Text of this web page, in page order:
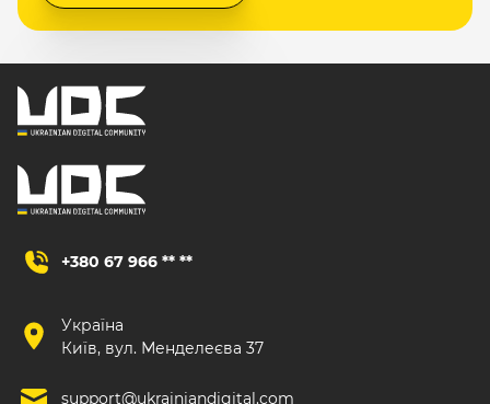
+380 67 966 ** **
Україна
Київ, вул. Менделеєва 37
support@ukrainiandigital.com